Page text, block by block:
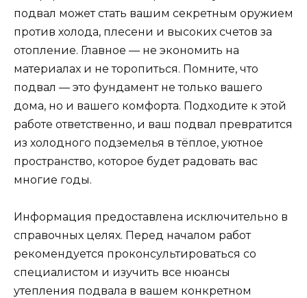
подвал может стать вашим секретным оружием
против холода, плесени и высоких счетов за
отопление. Главное — не экономить на
материалах и не торопиться. Помните, что
подвал — это фундамент не только вашего
дома, но и вашего комфорта. Подходите к этой
работе ответственно, и ваш подвал превратится
из холодного подземелья в тёплое, уютное
пространство, которое будет радовать вас
многие годы.
Информация предоставлена исключительно в
справочных целях. Перед началом работ
рекомендуется проконсультироваться со
специалистом и изучить все нюансы
утепления подвала в вашем конкретном